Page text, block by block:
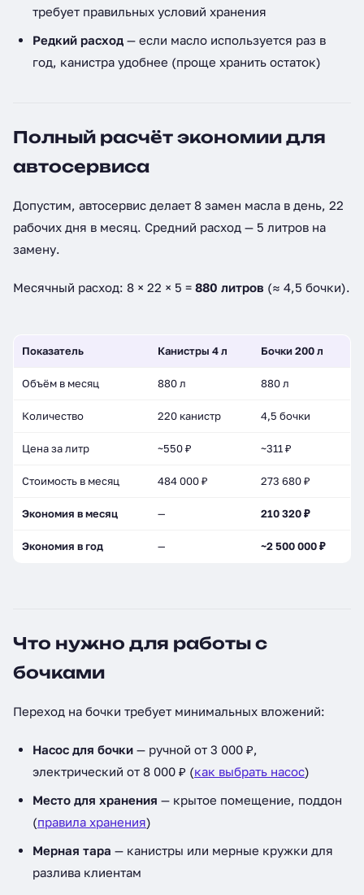
требует правильных условий хранения
Редкий расход — если масло используется раз в
год, канистра удобнее (проще хранить остаток)
Полный расчёт экономии для
автосервиса
Допустим, автосервис делает 8 замен масла в день, 22
рабочих дня в месяц. Средний расход — 5 литров на
замену.
Месячный расход: 8 × 22 × 5 = 880 литров (≈ 4,5 бочки).
Показатель Канистры 4 л Бочки 200 л
Объём в месяц 880 л 880 л
Количество 220 канистр 4,5 бочки
Цена за литр ~550 ₽ ~311 ₽
Стоимость в месяц 484 000 ₽ 273 680 ₽
Экономия в месяц — 210 320 ₽
Экономия в год — ~2 500 000 ₽
Что нужно для работы с
бочками
Переход на бочки требует минимальных вложений:
Насос для бочки — ручной от 3 000 ₽,
электрический от 8 000 ₽ (как выбрать насос)
Место для хранения — крытое помещение, поддон
(правила хранения)
Мерная тара — канистры или мерные кружки для
разлива клиентам